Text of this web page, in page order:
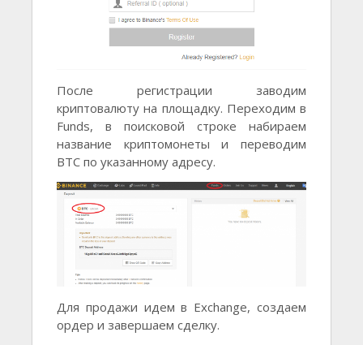
После регистрации заводим
криптовалюту на площадку. Переходим в
Funds, в поисковой строке набираем
название криптомонеты и переводим
BTC по указанному адресу.
Для продажи идем в Exchange, создаем
ордер и завершаем сделку.